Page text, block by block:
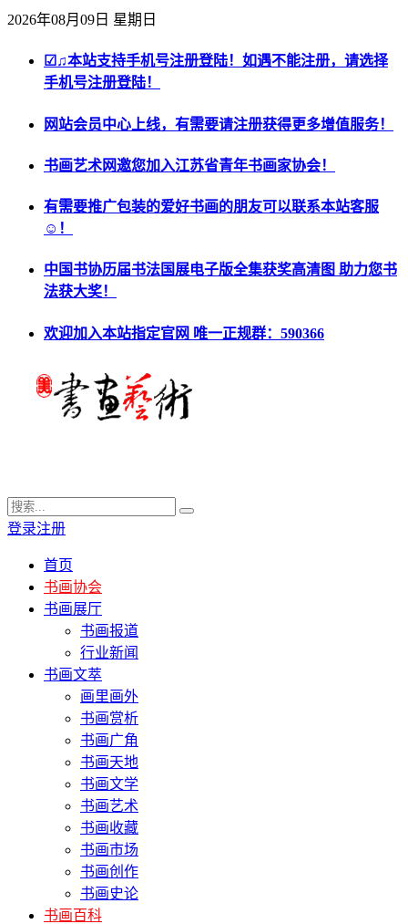
2026年08月09日 星期日
☑♫本站支持手机号注册登陆！如遇不能注册，请选择
手机号注册登陆！
网站会员中心上线，有需要请注册获得更多增值服务！
书画艺术网邀您加入江苏省青年书画家协会！
有需要推广包装的爱好书画的朋友可以联系本站客服
☺！
中国书协历届书法国展电子版全集获奖高清图 助力您书
法获大奖！
欢迎加入本站指定官网 唯一正规群：590366
登录注册
首页
书画协会
书画展厅
书画报道
行业新闻
书画文萃
画里画外
书画赏析
书画广角
书画天地
书画文学
书画艺术
书画收藏
书画市场
书画创作
书画史论
书画百科